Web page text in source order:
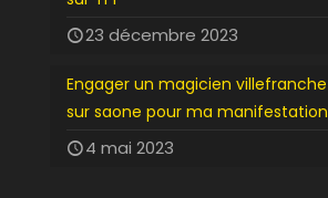
23 décembre 2023
Engager un magicien villefranche
sur saone pour ma manifestation
4 mai 2023